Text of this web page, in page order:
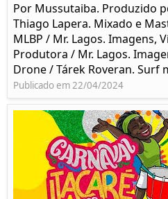
Por Mussutaiba. Produzido
Thiago Lapera. Mixado e
MLBP / Mr. Lagos. Imagens,
Produtora / Mr. Lagos.
Drone / Tárek Roveran. Surf
Publicado em 22/04/2024